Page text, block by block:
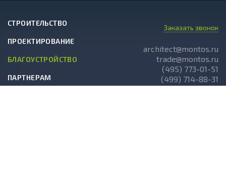
СТРОИТЕЛЬСТВО
ПРОЕКТИРОВАНИЕ
БЛАГОУСТРОЙСТВО
ПАРТНЕРАМ
Заказать звонок
architect@montos.ru
trade@montos.ru
(495) 773-01-51
(499) 714-88-31